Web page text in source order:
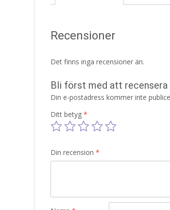
Recensioner
Det finns inga recensioner än.
Bli först med att recensera
Din e-postadress kommer inte
Ditt betyg *
Din recension *